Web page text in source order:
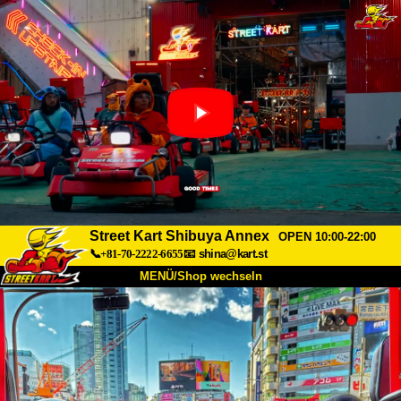
Street Kart Shibuya Annex
OPEN 10:00-22:00
📞+81-70-2222-6655📧 shina@kart.st
MENÜ/Shop wechseln
START
Über uns Spezifikationen Preise
Anfahrt Bewertungen FAQ